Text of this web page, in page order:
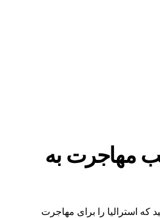
مهاجرت به
که استرالیا را برای مهاجرت